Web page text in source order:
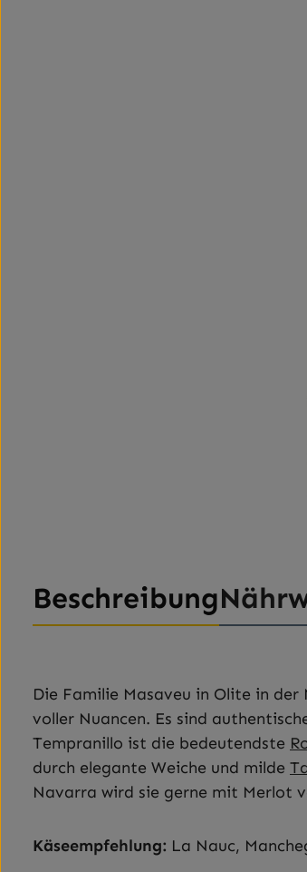
Beschreibung
Die Familie Masaveu in Olite in
voller Nuancen. Es sind
Tempranillo ist die bedeutendste
durch elegante Weiche und milde
Navarra wird sie gerne mit Merlot
Käseempfehlung: La Nauc,